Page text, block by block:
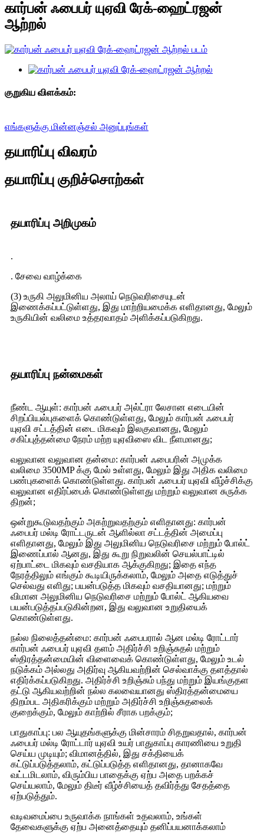
கார்பன் ஃபைபர் யுஏவி ரேக்-ஹைட்ரஜன்
ஆற்றல்
குறுகிய விளக்கம்:
எங்களுக்கு மின்னஞ்சல் அனுப்புங்கள்
தயாரிப்பு விவரம்
தயாரிப்பு குறிச்சொற்கள்
தயாரிப்பு அறிமுகம்
.
. சேவை வாழ்க்கை
(3) உருகி அலுமினிய அலாய் நெடுவரிசையுடன்
இணைக்கப்பட்டுள்ளது, இது மாற்றியமைக்க எளிதானது, மேலும்
உருகியின் வலிமை உத்தரவாதம் அளிக்கப்படுகிறது.
தயாரிப்பு நன்மைகள்
நீண்ட ஆயுள்: கார்பன் ஃபைபர் அல்ட்ரா லேசான எடையின்
சிறப்பியல்புகளைக் கொண்டுள்ளது, மேலும் கார்பன் ஃபைபர்
யுஏவி சட்டத்தின் எடை மிகவும் இலகுவானது, மேலும்
சகிப்புத்தன்மை நேரம் மற்ற யுஏவிஸை விட நீளமானது;
வலுவான வலுவான தன்மை: கார்பன் ஃபைபரின் அமுக்க
வலிமை 3500MP க்கு மேல் உள்ளது, மேலும் இது அதிக வலிமை
பண்புகளைக் கொண்டுள்ளது. கார்பன் ஃபைபர் யுஏவி வீழ்ச்சிக்கு
வலுவான எதிர்ப்பைக் கொண்டுள்ளது மற்றும் வலுவான சுருக்க
திறன்;
ஒன்றுகூடுவதற்கும் அகற்றுவதற்கும் எளிதானது: கார்பன்
ஃபைபர் மல்டி ரோட்டருடன் ஆளில்லா சட்டத்தின் அமைப்பு
எளிதானது, மேலும் இது அலுமினிய நெடுவரிசை மற்றும் போல்ட்
இணைப்பால் ஆனது, இது கூறு நிறுவலின் செயல்பாட்டில்
ஏற்பாட்டை மிகவும் வசதியாக ஆக்குகிறது; இதை எந்த
நேரத்திலும் எங்கும் கூடியிருக்கலாம், மேலும் அதை எடுத்துச்
செல்வது எளிது; பயன்படுத்த மிகவும் வசதியானது; மற்றும்
விமான அலுமினிய நெடுவரிசை மற்றும் போல்ட் ஆகியவை
பயன்படுத்தப்படுகின்றன, இது வலுவான உறுதியைக்
கொண்டுள்ளது.
நல்ல நிலைத்தன்மை: கார்பன் ஃபைபரால் ஆன மல்டி ரோட்டார்
கார்பன் ஃபைபர் யுஏவி தளம் அதிர்ச்சி உறிஞ்சுதல் மற்றும்
ஸ்திரத்தன்மையின் விளைவைக் கொண்டுள்ளது, மேலும் உடல்
நடுக்கம் அல்லது அதிர்வு ஆகியவற்றின் செல்வாக்கு தளத்தால்
எதிர்க்கப்படுகிறது. அதிர்ச்சி உறிஞ்சும் பந்து மற்றும் இயங்குதள
தட்டு ஆகியவற்றின் நல்ல கலவையானது ஸ்திரத்தன்மையை
திறம்பட அதிகரிக்கும் மற்றும் அதிர்ச்சி உறிஞ்சுதலைக்
குறைக்கும், மேலும் காற்றில் சீராக பறக்கும்;
பாதுகாப்பு: பல ஆயுதங்களுக்கு மின்சாரம் சிதறுவதால், கார்பன்
ஃபைபர் மல்டி ரோட்டார் யுஏவி உயர் பாதுகாப்பு காரணியை உறுதி
செய்ய முடியும்; விமானத்தில், இது சக்தியைக்
கட்டுப்படுத்தலாம், கட்டுப்படுத்த எளிதானது, தானாகவே
வட்டமிடலாம், விரும்பிய பாதைக்கு ஏற்ப அதை பறக்கச்
செய்யலாம், மேலும் திடீர் வீழ்ச்சியைத் தவிர்த்து சேதத்தை
ஏற்படுத்தும்.
வடிவமைப்பை உருவாக்க நாங்கள் உதவலாம், உங்கள்
தேவைகளுக்கு ஏற்ப அனைத்தையும் தனிப்பயனாக்கலாம்